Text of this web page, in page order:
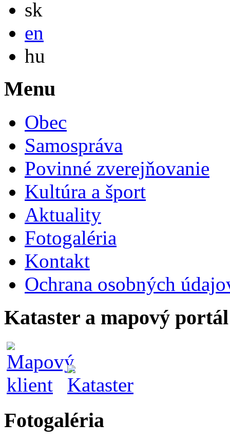
sk
en
hu
Menu
Obec
Samospráva
Povinné zverejňovanie
Kultúra a šport
Aktuality
Fotogaléria
Kontakt
Ochrana osobných
Kataster a mapový portál
Fotogaléria